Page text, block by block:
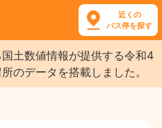
近くの
バス停を探す
土数値情報が提供する令和4
のデータを搭載しました。